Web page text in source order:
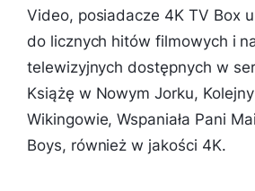
Video, posiadacze 4K TV Box
do licznych hitów filmowych i
telewizyjnych dostępnych w
Książę w Nowym Jorku,
Wikingowie, Wspaniała Pani
Boys, również w jakości 4K.